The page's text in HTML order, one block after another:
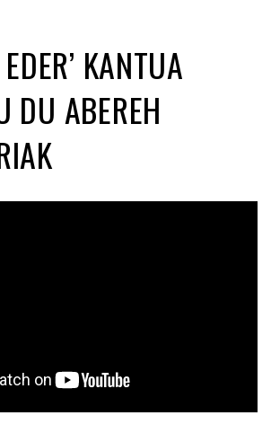
KANTUA
DU ABEREH